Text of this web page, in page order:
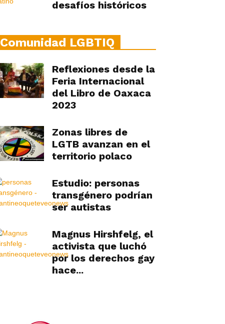
desafíos históricos
Comunidad LGBTIQ
Reflexiones desde la
Feria Internacional
del Libro de Oaxaca
2023
Zonas libres de
LGTB avanzan en el
territorio polaco
Estudio: personas
transgénero podrían
ser autistas
Magnus Hirshfelg, el
activista que luchó
por los derechos gay
hace...